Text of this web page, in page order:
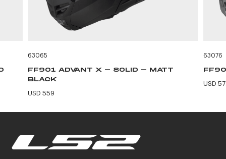
63065
FF901 ADVANT X - SOLID - MATT
BLACK
USD 559
63076
USD